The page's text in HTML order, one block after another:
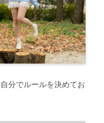
分でルールを決めてお